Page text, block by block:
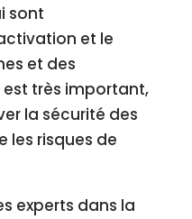
sont
et le
et des
est très important,
la sécurité des
les risques de
experts dans la